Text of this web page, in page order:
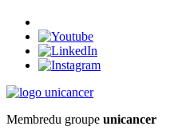
Membredu groupe unicancer